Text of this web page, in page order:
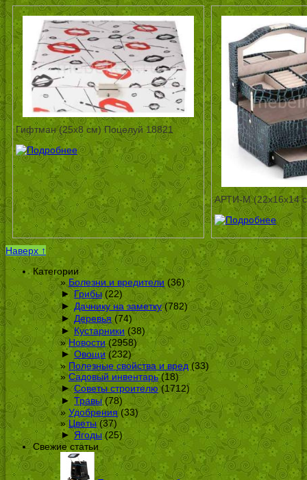
Гифтман (25х8 см) Поцелуй 18821
АРТИ-М (22х16х14
Наверх ↑
Категории
Болезни и вредители (36)
► Грибы(22)
► Дачнику на заметку(782)
► Деревья(74)
► Кустарники (38)
Новости(2958)
► Овощи(232)
Полезные свойства и вред(33)
Садовый инвентарь(18)
► Советы строителю(1712)
► Травы(78)
Удобрения(33)
Цветы(37)
► Ягоды(25)
Свежие статьи